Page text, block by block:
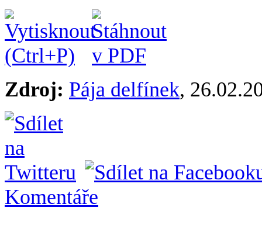
Zdroj: Pája delfínek,
Komentáře